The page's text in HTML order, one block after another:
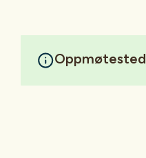
Oppmøtested